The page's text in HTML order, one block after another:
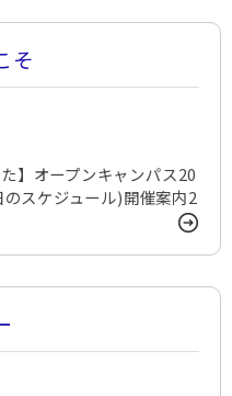
そ
】オープンキャンパス20
スケジュール)開催案内2